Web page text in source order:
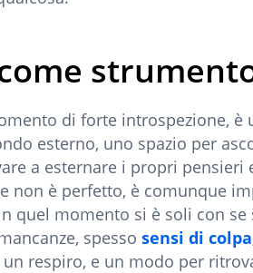
di forte introspezione,
esterno, uno spazio per
a esternare i propri pensieri
non è perfetto, è comunque
quel momento si è soli con
spesso sensi di colpa
un respiro, e un modo per